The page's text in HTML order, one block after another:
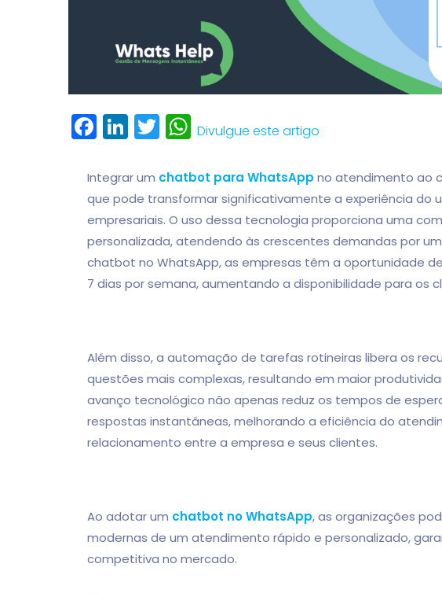
FacebookLinkedInTwitterWhatsApp
Divulgue este artigo
Integrar um chatbot para WhatsApp no atendimento ao
que pode transformar significativamente a experiência do
empresariais. O uso dessa tecnologia proporciona uma
personalizada, atendendo às crescentes demandas por
chatbot no WhatsApp, as empresas têm a oportunidade
7 dias por semana, aumentando a disponibilidade para os
Além disso, a automação de tarefas rotineiras libera os
questões mais complexas, resultando em maior
avanço tecnológico não apenas reduz os tempos de
respostas instantâneas, melhorando a eficiência do
relacionamento entre a empresa e seus clientes.
Ao adotar um chatbot no WhatsApp, as organizações
modernas de um atendimento rápido e personalizado,
competitiva no mercado.